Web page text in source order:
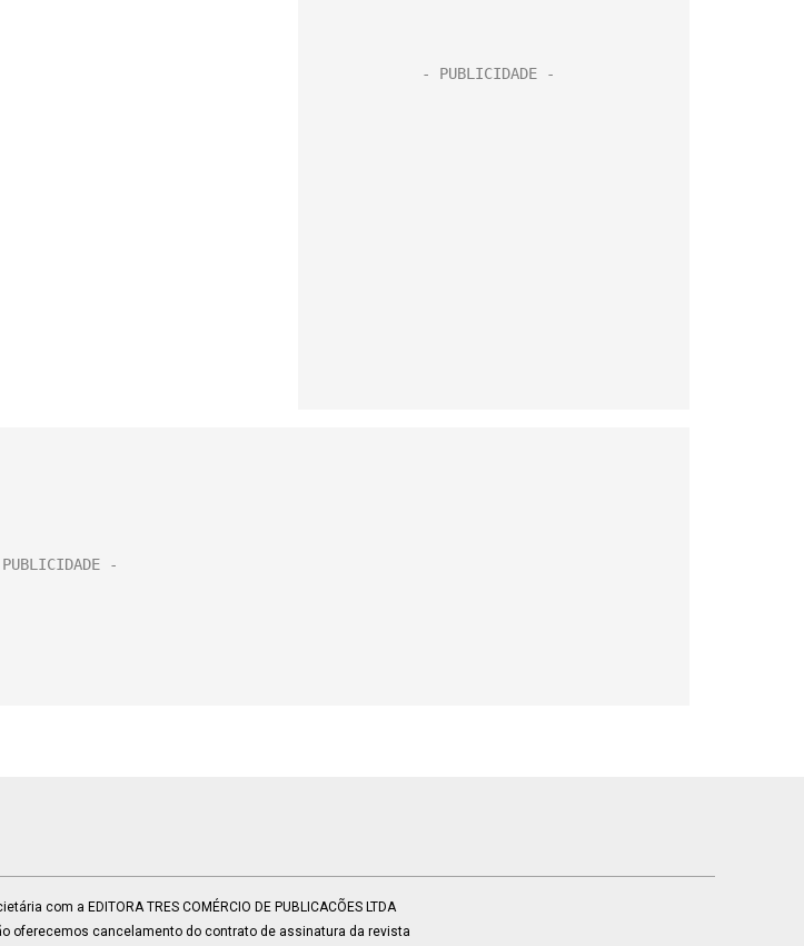
com a EDITORA TRES COMÉRCIO DE PUBLICACÕES LTDA
oferecemos cancelamento do contrato de assinatura da revista